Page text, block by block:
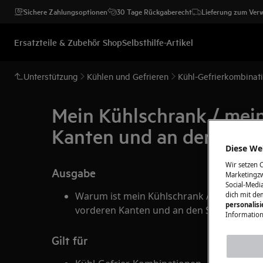
Sichere Zahlungsoptionen 30 Tage Rückgaberecht Lieferung zum
Ersatzteile & Zubehör ShopSelbsthilfe-Artikel
Unterstützung Kühlen und Gefrieren Kühl-
Mein Kühlschrank /
Kanten und an den
Ausgabe
Warum ist mein Kühlschrank / meine
vorderen Kanten und an den Seiten
Gilt für
Diese
Wir setzen
Social-
dich mit